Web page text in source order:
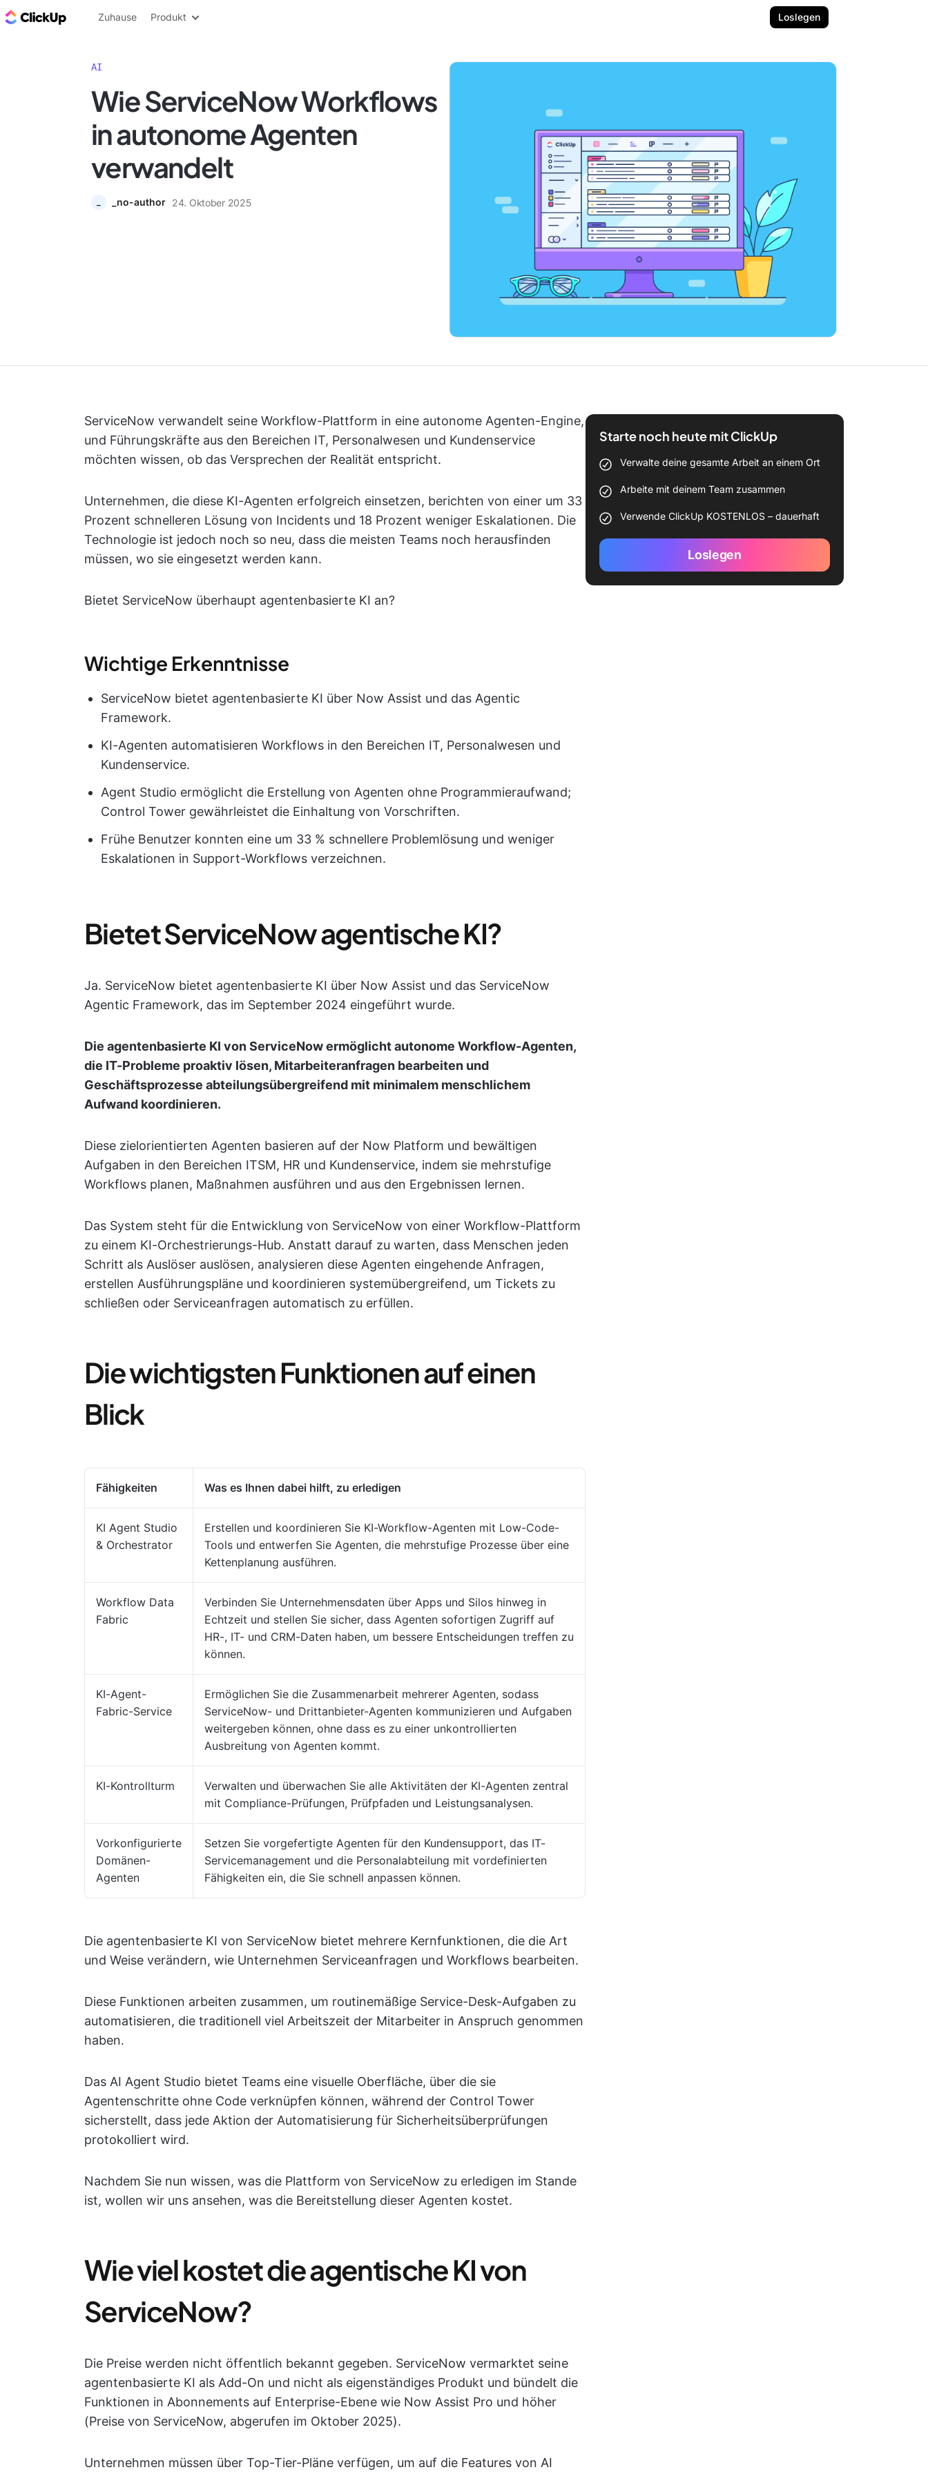
ClickUp Blog
Zuhause Produkt Loslegen
AI
Wie ServiceNow Workflows
in autonome Agenten
verwandelt
_no-author 24. Oktober 2025
ServiceNow verwandelt seine Workflow-Plattform in eine autonome Agenten-Engine,
und Führungskräfte aus den Bereichen IT, Personalwesen und Kundenservice
möchten wissen, ob das Versprechen der Realität entspricht.
Unternehmen, die diese KI-Agenten erfolgreich einsetzen, berichten von einer um 33
Prozent schnelleren Lösung von Incidents und 18 Prozent weniger Eskalationen. Die
Technologie ist jedoch noch so neu, dass die meisten Teams noch herausfinden
müssen, wo sie eingesetzt werden kann.
Bietet ServiceNow überhaupt agentenbasierte KI an?
Wichtige Erkenntnisse
ServiceNow bietet agentenbasierte KI über Now Assist und das Agentic
Framework.
KI-Agenten automatisieren Workflows in den Bereichen IT, Personalwesen und
Kundenservice.
Agent Studio ermöglicht die Erstellung von Agenten ohne Programmieraufwand;
Control Tower gewährleistet die Einhaltung von Vorschriften.
Frühe Benutzer konnten eine um 33 % schnellere Problemlösung und weniger
Eskalationen in Support-Workflows verzeichnen.
Bietet ServiceNow agentische KI?
Ja. ServiceNow bietet agentenbasierte KI über Now Assist und das ServiceNow
Agentic Framework, das im September 2024 eingeführt wurde.
Die agentenbasierte KI von ServiceNow ermöglicht autonome Workflow-Agenten,
die IT-Probleme proaktiv lösen, Mitarbeiteranfragen bearbeiten und
Geschäftsprozesse abteilungsübergreifend mit minimalem menschlichem
Aufwand koordinieren.
Diese zielorientierten Agenten basieren auf der Now Platform und bewältigen
Aufgaben in den Bereichen ITSM, HR und Kundenservice, indem sie mehrstufige
Workflows planen, Maßnahmen ausführen und aus den Ergebnissen lernen.
Das System steht für die Entwicklung von ServiceNow von einer Workflow-Plattform
zu einem KI-Orchestrierungs-Hub. Anstatt darauf zu warten, dass Menschen jeden
Schritt als Auslöser auslösen, analysieren diese Agenten eingehende Anfragen,
erstellen Ausführungspläne und koordinieren systemübergreifend, um Tickets zu
schließen oder Serviceanfragen automatisch zu erfüllen.
Die wichtigsten Funktionen auf einen
Blick
Fähigkeiten Was es Ihnen dabei hilft, zu erledigen
KI Agent Studio
& Orchestrator
Erstellen und koordinieren Sie KI-Workflow-Agenten mit Low-Code-
Tools und entwerfen Sie Agenten, die mehrstufige Prozesse über eine
Kettenplanung ausführen.
Workflow Data
Fabric
Verbinden Sie Unternehmensdaten über Apps und Silos hinweg in
Echtzeit und stellen Sie sicher, dass Agenten sofortigen Zugriff auf
HR-, IT- und CRM-Daten haben, um bessere Entscheidungen treffen zu
können.
KI-Agent-
Fabric-Service
Ermöglichen Sie die Zusammenarbeit mehrerer Agenten, sodass
ServiceNow- und Drittanbieter-Agenten kommunizieren und Aufgaben
weitergeben können, ohne dass es zu einer unkontrollierten
Ausbreitung von Agenten kommt.
KI-Kontrollturm
Verwalten und überwachen Sie alle Aktivitäten der KI-Agenten zentral
mit Compliance-Prüfungen, Prüfpfaden und Leistungsanalysen.
Vorkonfigurierte
Domänen-
Agenten
Setzen Sie vorgefertigte Agenten für den Kundensupport, das IT-
Servicemanagement und die Personalabteilung mit vordefinierten
Fähigkeiten ein, die Sie schnell anpassen können.
Die agentenbasierte KI von ServiceNow bietet mehrere Kernfunktionen, die die Art
und Weise verändern, wie Unternehmen Serviceanfragen und Workflows bearbeiten.
Diese Funktionen arbeiten zusammen, um routinemäßige Service-Desk-Aufgaben zu
automatisieren, die traditionell viel Arbeitszeit der Mitarbeiter in Anspruch genommen
haben.
Das AI Agent Studio bietet Teams eine visuelle Oberfläche, über die sie
Agentenschritte ohne Code verknüpfen können, während der Control Tower
sicherstellt, dass jede Aktion der Automatisierung für Sicherheitsüberprüfungen
protokolliert wird.
Nachdem Sie nun wissen, was die Plattform von ServiceNow zu erledigen im Stande
ist, wollen wir uns ansehen, was die Bereitstellung dieser Agenten kostet.
Wie viel kostet die agentische KI von
ServiceNow?
Die Preise werden nicht öffentlich bekannt gegeben. ServiceNow vermarktet seine
agentenbasierte KI als Add-On und nicht als eigenständiges Produkt und bündelt die
Funktionen in Abonnements auf Enterprise-Ebene wie Now Assist Pro und höher
(Preise von ServiceNow, abgerufen im Oktober 2025).
Unternehmen müssen über Top-Tier-Pläne verfügen, um auf die Features von AI
Starte noch heute mit ClickUp
Verwalte deine gesamte Arbeit an einem Ort
Arbeite mit deinem Team zusammen
Verwende ClickUp KOSTENLOS – dauerhaft
Loslegen